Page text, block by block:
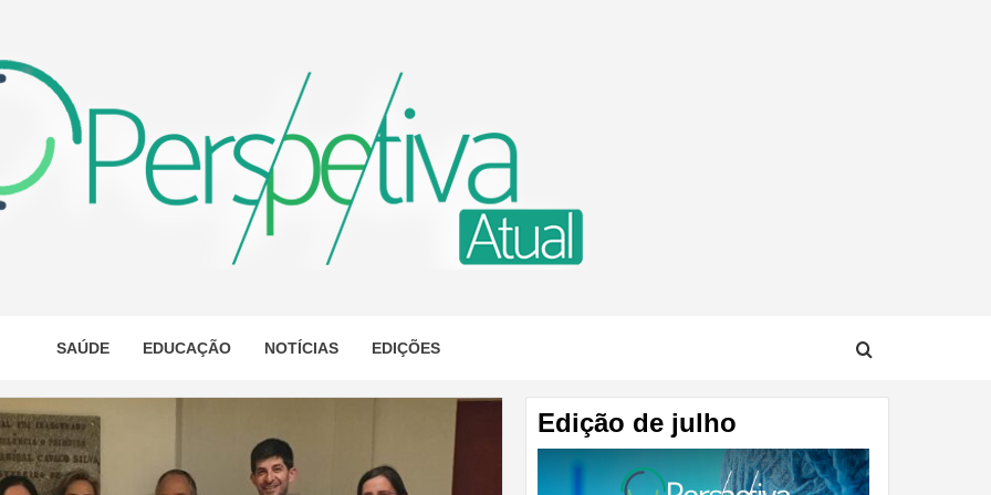
ATUAL
SAÚDE EDUCAÇÃO NOTÍCIAS EDIÇÕES
Edição de julho